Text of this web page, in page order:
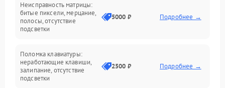
Программные ошибки
Электрические и системные сбои
Интерфейсные проблемы
Батарея
Неисправность матрицы:
битые пиксели, мерцание,
полосы, отсутствие
подсветки
5000 ₽ Подробнее →
Поломка клавиатуры:
неработающие клавиши,
залипание, отсутствие
подсветки
2500 ₽ Подробнее →